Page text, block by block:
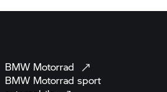
BMW Motorrad
BMW Motorrad sport